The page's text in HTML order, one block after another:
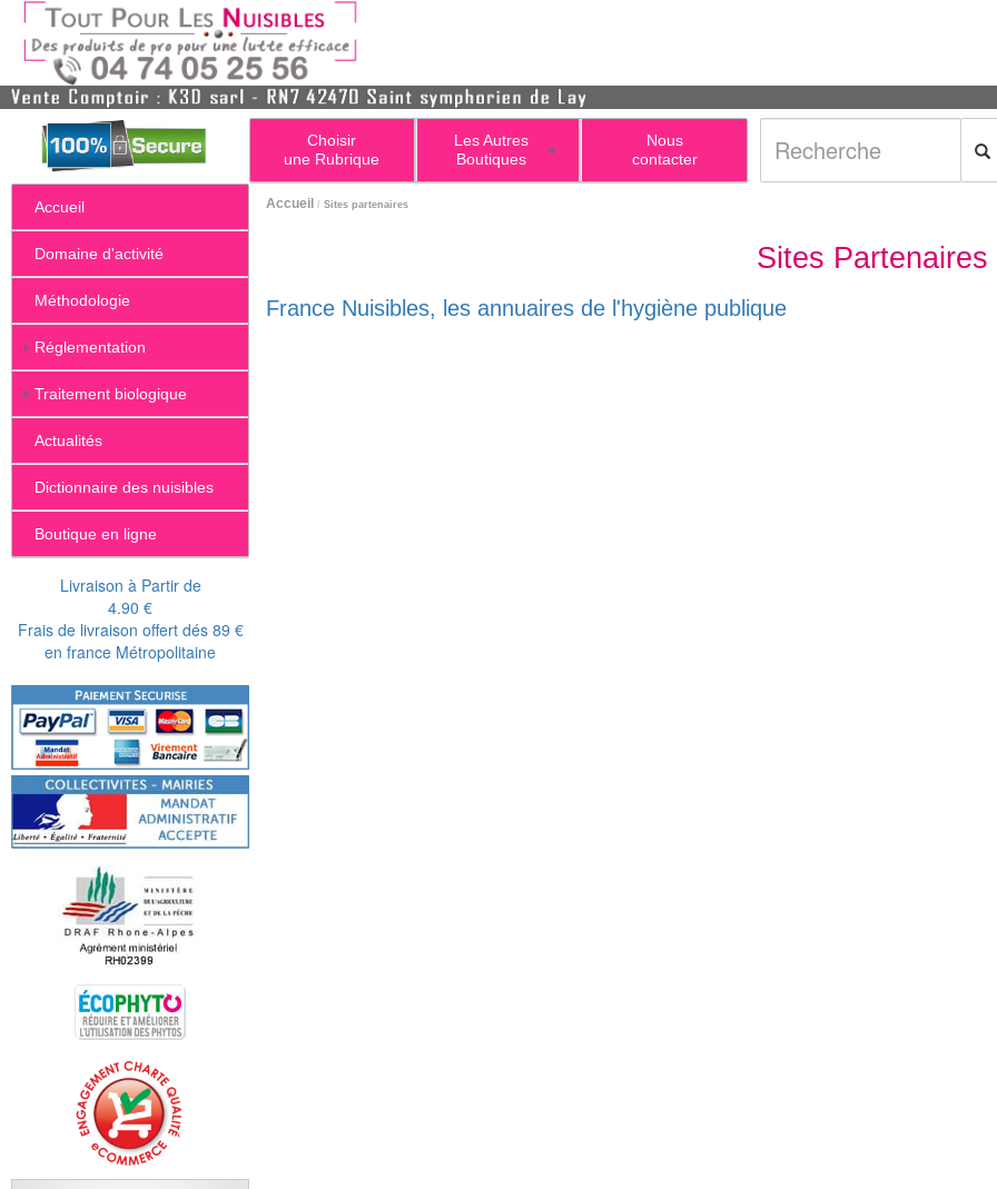
Choisir
une Rubrique
+
Les Autres
Boutiques
Nous
contacter
Accueil
Domaine d'activité
Méthodologie
+ Réglementation
+ Traitement biologique
Actualités
Dictionnaire des nuisibles
Boutique en ligne
Livraison à Partir de
4.90 €
Frais de livraison offert dés 89 €
en france Métropolitaine
Accueil / Sites partenaires
Sites Partenaires
France Nuisibles, les annuaires de l'hygiène publique